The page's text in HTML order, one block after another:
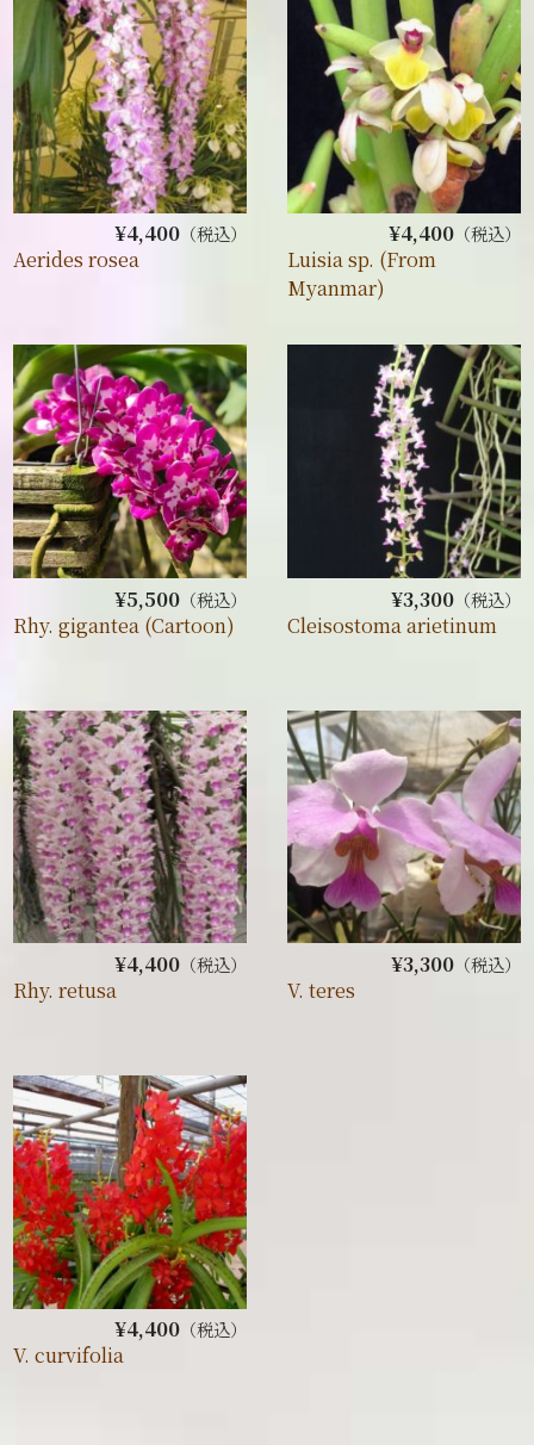
¥4,400（税込）
Aerides rosea
¥4,400（税込）
Luisia sp. (From
Myanmar)
¥5,500（税込）
Rhy. gigantea (Cartoon)
¥3,300（税込）
Cleisostoma arietinum
¥4,400（税込）
Rhy. retusa
¥3,300（税込）
V. teres
¥4,400（税込）
V. curvifolia